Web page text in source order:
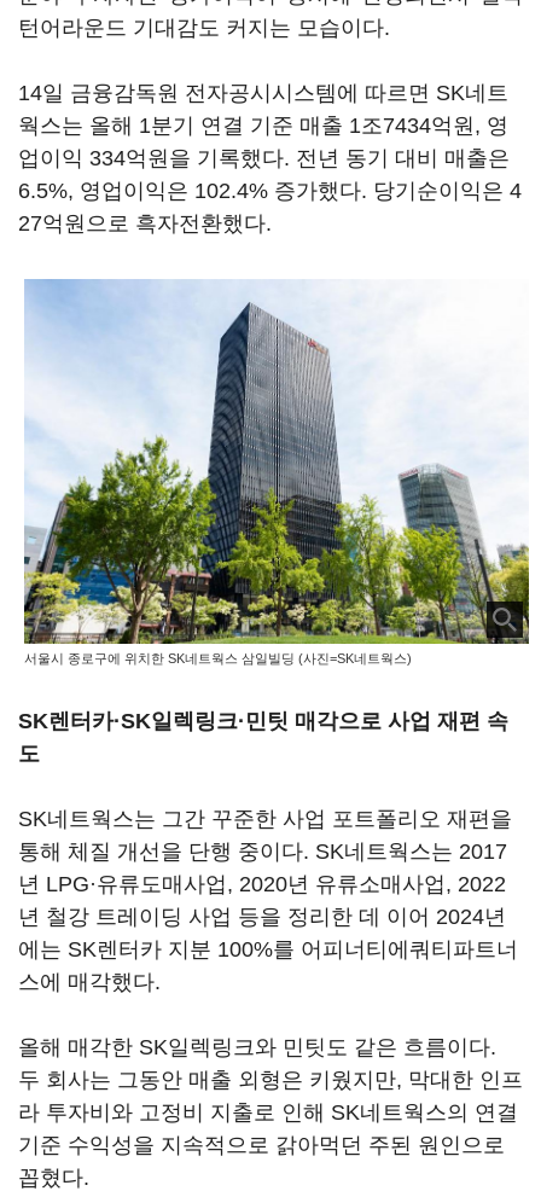
턴어라운드 기대감도 커지는 모습이다.
14일 금융감독원 전자공시시스템에 따르면 SK네트
웍스는 올해 1분기 연결 기준 매출 1조7434억원, 영
업이익 334억원을 기록했다. 전년 동기 대비 매출은
6.5%, 영업이익은 102.4% 증가했다. 당기순이익은 4
27억원으로 흑자전환했다.
서울시 종로구에 위치한 SK네트웍스 삼일빌딩 (사진=SK네트웍스)
SK렌터카·SK일렉링크·민팃 매각으로 사업 재편 속
도
SK네트웍스는 그간 꾸준한 사업 포트폴리오 재편을
통해 체질 개선을 단행 중이다. SK네트웍스는 2017
년 LPG·유류도매사업, 2020년 유류소매사업, 2022
년 철강 트레이딩 사업 등을 정리한 데 이어 2024년
에는 SK렌터카 지분 100%를 어피너티에쿼티파트너
스에 매각했다.
올해 매각한 SK일렉링크와 민팃도 같은 흐름이다.
두 회사는 그동안 매출 외형은 키웠지만, 막대한 인프
라 투자비와 고정비 지출로 인해 SK네트웍스의 연결
기준 수익성을 지속적으로 갉아먹던 주된 원인으로
꼽혔다.